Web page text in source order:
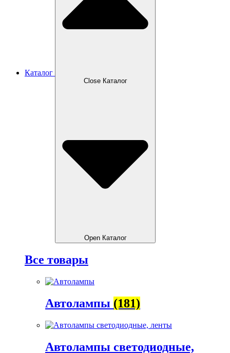
Каталог
Close Каталог
Open Каталог
Все товары
Автолампы (181)
Автолампы светодиодные,